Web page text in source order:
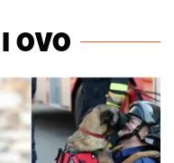
OVO